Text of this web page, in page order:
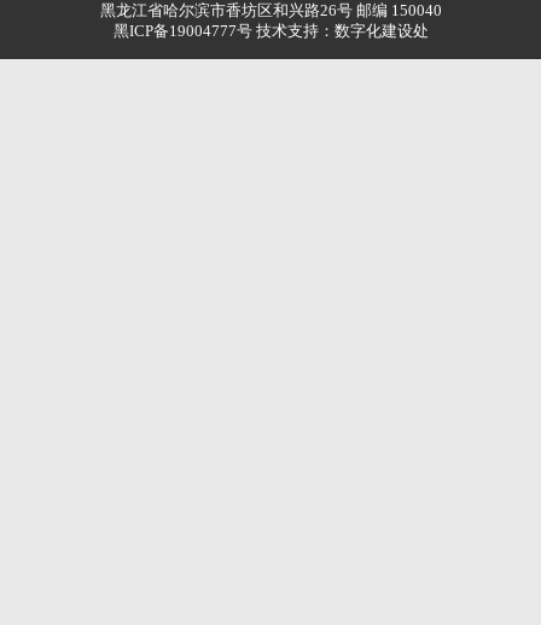
黑龙江省哈尔滨市香坊区和兴路26号 邮编 150040
黑ICP备19004777号 技术支持： 数字化建设处